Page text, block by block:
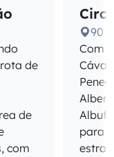
de
de
com
90
Com
para